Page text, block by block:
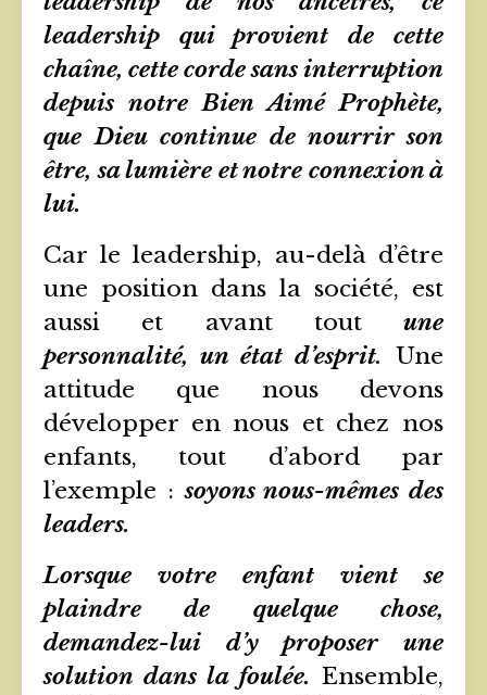
leadership qui provient de cette
chaîne, cette corde sans interruption
depuis notre Bien Aimé Prophète,
que Dieu continue de nourrir son
être, sa lumière et notre connexion à
lui.
Car le leadership, au-delà d’être
une position dans la société, est
aussi et avant tout une
personnalité, un état d’esprit. Une
attitude que nous devons
développer en nous et chez nos
enfants, tout d’abord par
l’exemple :soyons nous-mêmes des
leaders.
Lorsque votre enfant vient se
plaindre de quelque chose,
demandez-lui d’y proposer une
solution dans la foulée. Ensemble,